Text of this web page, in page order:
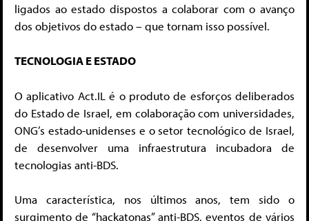
ligados ao estado dispostos a colaborar com o avanço
dos objetivos do estado – que tornam isso possível.
TECNOLOGIA E ESTADO
O aplicativo Act.IL é o produto de esforços deliberados
do Estado de Israel, em colaboração com universidades,
ONG’s estado-unidenses e o setor tecnológico de Israel,
de desenvolver uma infraestrutura incubadora de
tecnologias anti-BDS.
Uma característica, nos últimos anos, tem sido o
surgimento de “hackatonas” anti-BDS, eventos de vários